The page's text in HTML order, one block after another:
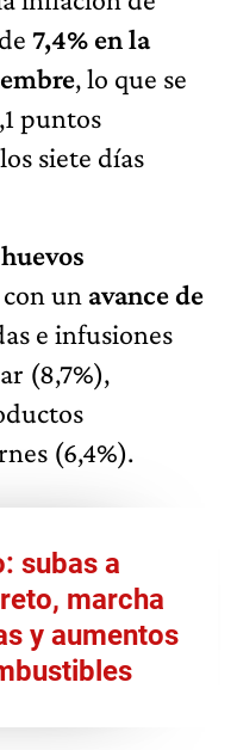
7,4% en la
, lo que se
puntos
siete días
un avance de
e infusiones
(8,7%),
(6,4%).
subas a
marcha
y aumentos